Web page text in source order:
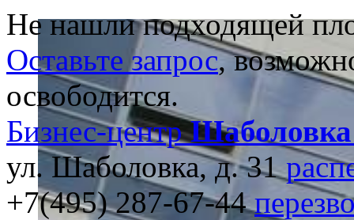
Не нашли подходящей
Оставьте запрос,
освободится.
Бизнес-центр
ул. Шаболовка, д. 31
+7(495) 287-67-44